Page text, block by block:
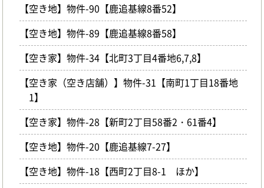
【空き地】物件-90【鹿追基線8番52】
【空き地】物件-89【鹿追基線8番58】
【空き家】物件-34【北町3丁目4番地6,7,8】
【空き家（空き店舗）】物件-31【南町1丁目18番地
1】
【空き家】物件-28【新町2丁目58番2・61番4】
【空き地】物件-20【鹿追基線7-27】
【空き地】物件-18【西町2丁目8-1 ほか】